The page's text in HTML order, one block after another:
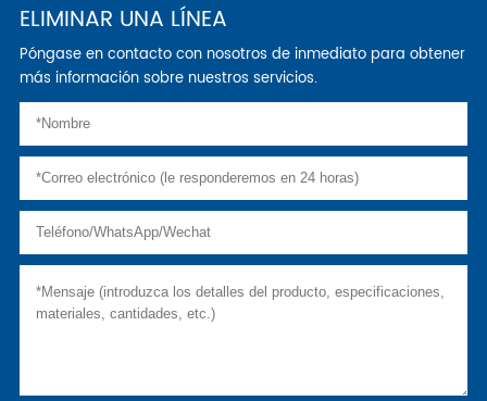
ELIMINAR UNA LÍNEA
Póngase en contacto con nosotros de inmediato para obtener
más información sobre nuestros servicios.